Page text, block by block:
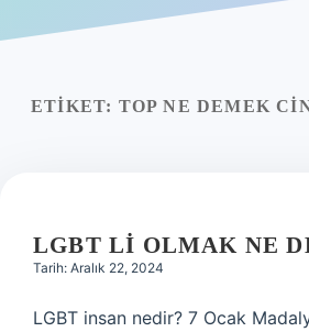
Yasal Uyarı
ETIKET: TOP NE DEMEK
LGBT LI OLMAK NE
Tarih: Aralık 22, 2024
LGBT insan nedir? 7 Ocak